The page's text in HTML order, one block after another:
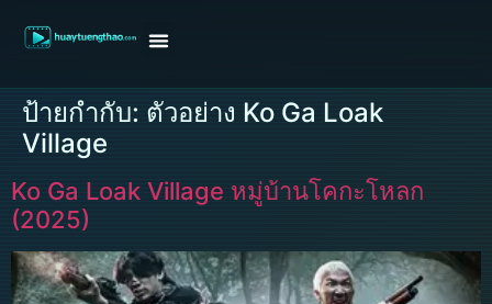
ป้ายกำกับ: ตัวอย่าง Ko Ga Loak
Village
Ko Ga Loak Village หมู่บ้านโคกะโหลก
(2025)